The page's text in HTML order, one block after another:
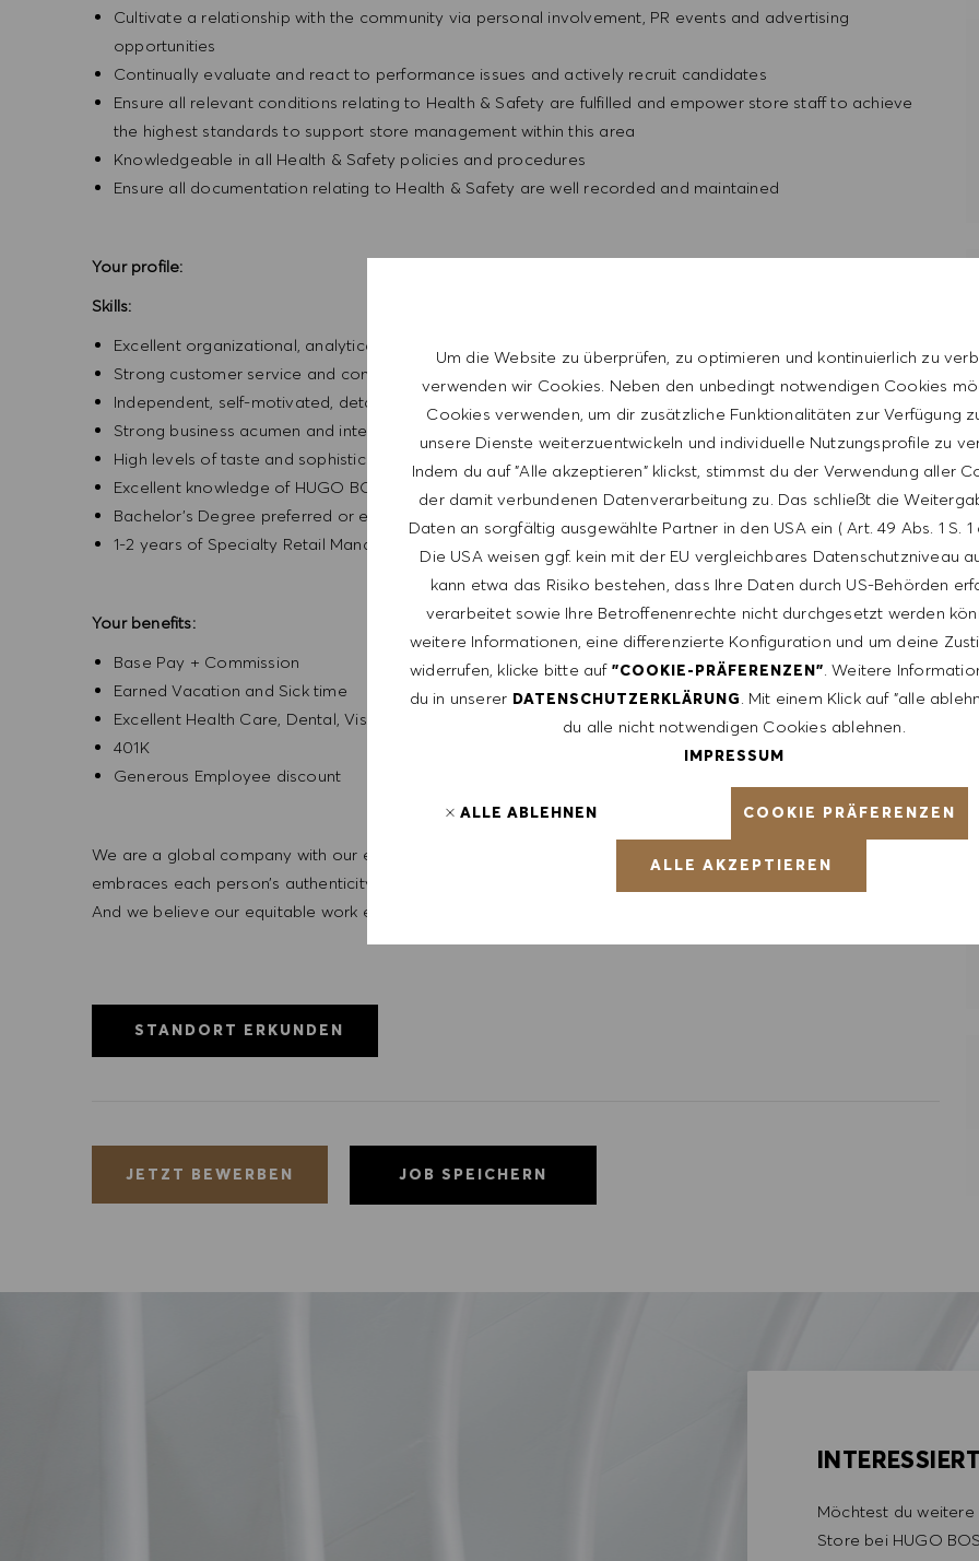
Um die Website zu überprüfen, zu optimieren und kontinuierlich zu
verwenden wir Cookies. Neben den unbedingt notwendigen Cookies
Cookies verwenden, um dir zusätzliche Funktionalitäten zur Verfügung
unsere Dienste weiterzuentwickeln und individuelle Nutzungsprofile zu
Indem du auf "Alle akzeptieren" klickst, stimmst du der Verwendung aller
der damit verbundenen Datenverarbeitung zu. Das schließt die
Daten an sorgfältig ausgewählte Partner in den USA ein ( Art. 49 Abs. 1 S. 1
Die USA weisen ggf. kein mit der EU vergleichbares Datenschutzniveau
kann etwa das Risiko bestehen, dass Ihre Daten durch US-Behörden
verarbeitet sowie Ihre Betroffenenrechte nicht durchgesetzt werden
weitere Informationen, eine differenzierte Konfiguration und um deine
widerrufen, klicke bitte auf "COOKIE-PRÄFERENZEN" . Weitere
du in unserer DATENSCHUTZERKLÄRUNG . Mit einem Klick auf "alle
du alle nicht notwendigen Cookies ablehnen.
IMPRESSUM
COOKIE PRÄFERENZEN
ALLE ABLEHNEN
ALLE AKZEPTIEREN
Cultivate a relationship with the community via personal involvement, PR events and advertising
opportunities
Continually evaluate and react to performance issues and actively recruit candidates
Ensure all relevant conditions relating to Health & Safety are fulfilled and empower store staff to achieve
the highest standards to support store management within this area
Knowledgeable in all Health & Safety policies and procedures
Ensure all documentation relating to Health & Safety are well recorded and maintained
Your profile:
Skills:
Excellent organizational, analytical, and leadership skills
Strong customer service and communication
Independent, self-motivated, detail oriented, and entrepreneurial
Strong business acumen and interpersonal skills
High levels of taste and sophistication consistent with the HUGO BOSS lifestyle philosophy
Excellent knowledge of HUGO BOSS
Bachelor’s Degree preferred or equivalent experience
1-2 years of Specialty Retail Management experience
Your benefits:
Base Pay + Commission
Earned Vacation and Sick time
Excellent Health Care, Dental, Vision,
401K
Generous Employee discount
We are a global company with our employees representative of the world at large. Our inclusive culture
embraces each person’s authenticity and individuality. We are committed to equal employment opportunity.
And we believe our equitable work environment helps unleash your full potential and inspires you to thrive.
STANDORT ERKUNDEN
JETZT BEWERBEN JOB SPEICHERN
Möchtest du weitere
Store bei HUGO